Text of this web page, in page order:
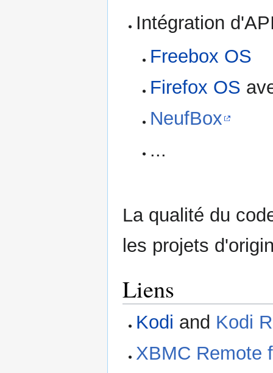
Intégration
Freebox OS
Firefox OS
NeufBox
...
La qualité du
les projets
Liens
Kodi and Kodi
XBMC Remote